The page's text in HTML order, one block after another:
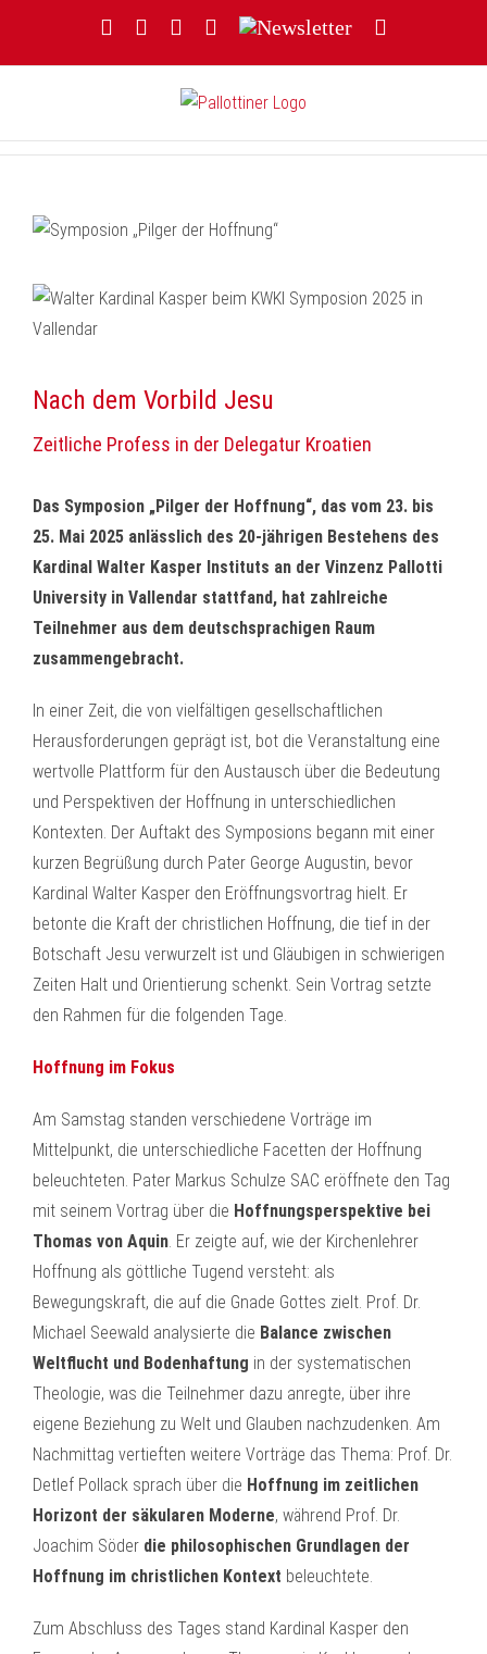
FacebookYouTubeInstagram
Threads
Newsletter
Nach dem Vorbild Jesu
Zeitliche Profess in der Delegatur Kroatien
Das Symposion „Pilger der Hoffnung“, das vom 23. bis
25. Mai 2025 anlässlich des 20-jährigen Bestehens des
Kardinal Walter Kasper Instituts an der Vinzenz Pallotti
University in Vallendar stattfand, hat zahlreiche
Teilnehmer aus dem deutschsprachigen Raum
zusammengebracht.
In einer Zeit, die von vielfältigen gesellschaftlichen
Herausforderungen geprägt ist, bot die Veranstaltung eine
wertvolle Plattform für den Austausch über die Bedeutung
und Perspektiven der Hoffnung in unterschiedlichen
Kontexten. Der Auftakt des Symposions begann mit einer
kurzen Begrüßung durch Pater George Augustin, bevor
Kardinal Walter Kasper den Eröffnungsvortrag hielt. Er
betonte die Kraft der christlichen Hoffnung, die tief in der
Botschaft Jesu verwurzelt ist und Gläubigen in schwierigen
Zeiten Halt und Orientierung schenkt. Sein Vortrag setzte
den Rahmen für die folgenden Tage.
Hoffnung im Fokus
Am Samstag standen verschiedene Vorträge im
Mittelpunkt, die unterschiedliche Facetten der Hoffnung
beleuchteten. Pater Markus Schulze SAC eröffnete den Tag
mit seinem Vortrag über die Hoffnungsperspektive bei
Thomas von Aquin. Er zeigte auf, wie der Kirchenlehrer
Hoffnung als göttliche Tugend versteht: als
Bewegungskraft, die auf die Gnade Gottes zielt. Prof. Dr.
Michael Seewald analysierte die Balance zwischen
Weltflucht und Bodenhaftung in der systematischen
Theologie, was die Teilnehmer dazu anregte, über ihre
eigene Beziehung zu Welt und Glauben nachzudenken. Am
Nachmittag vertieften weitere Vorträge das Thema: Prof. Dr.
Detlef Pollack sprach über die Hoffnung im zeitlichen
Horizont der säkularen Moderne, während Prof. Dr.
Joachim Söder die philosophischen Grundlagen der
Hoffnung im christlichen Kontext beleuchtete.
Zum Abschluss des Tages stand Kardinal Kasper den